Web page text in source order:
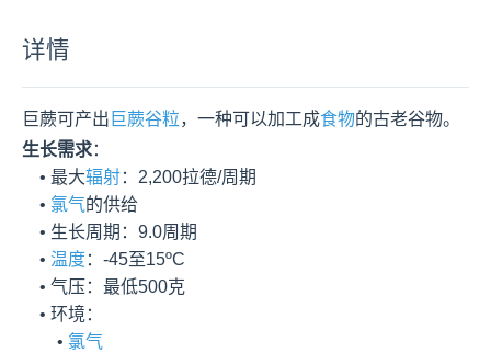
详情
巨蕨可产出 巨蕨谷粒，一种可以加工成食物的古老谷物。
生长需求：
    • 最大
辐射：2,200拉德/周期
    •
氯气的供给
    •
温度：-45至15ºC
        •
氯气